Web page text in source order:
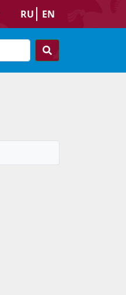
RU EN